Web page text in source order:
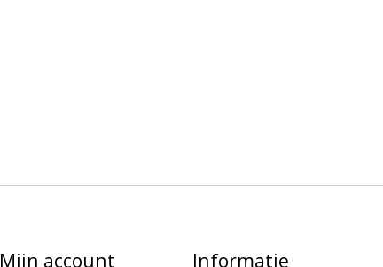
Mijn account Informatie